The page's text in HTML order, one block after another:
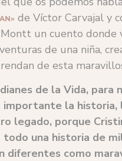
de Víctor Carvajal y
un cuento donde
de una niña,
de esta
de la Vida, para
importante la historia,
legado, porque
una historia de
diferentes como